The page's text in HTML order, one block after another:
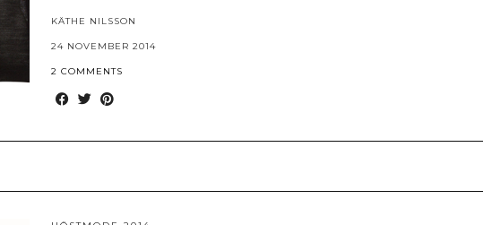
KÄTHE NILSSON
24 NOVEMBER 2014
2 COMMENTS